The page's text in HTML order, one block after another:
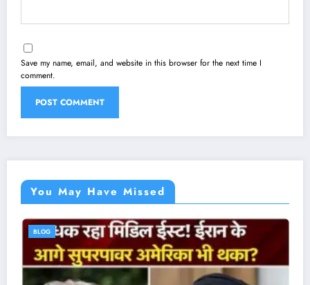
Save my name, email, and website in this browser for the next time I
comment.
You May Have Missed
BLOG